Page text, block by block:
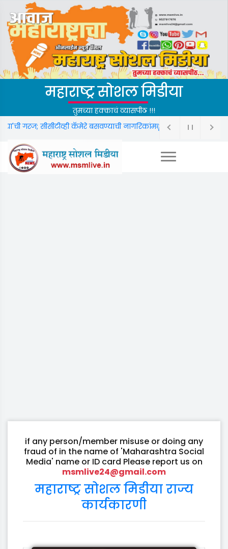
महाराष्ट्र सोशल मिडीया
तुमच्या हक्काचं व्यासपीठ !!!
गरज; सीसीटीव्ही कॅमेरे बसवण्याची नागरिकांमधून जोरदार मागणी.
फक्त
if any person/member misuse or doing any
fraud of in the name of 'Maharashtra Social
Media' name or ID card Please report us on
msmlive24@gmail.com
महाराष्ट्र सोशल मिडीया राज्य
कार्यकारणी